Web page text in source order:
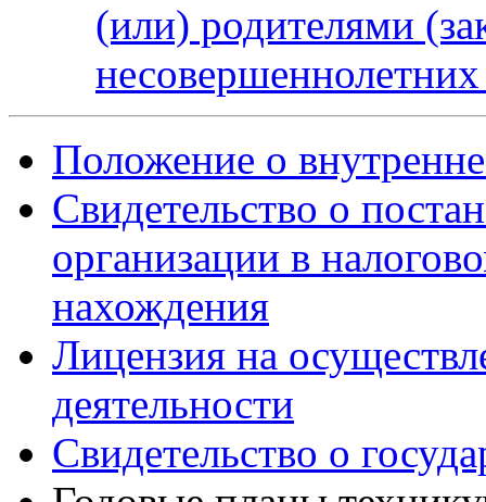
(или) родителями
Положение о
Свидетельство о
организации в
нахождения
Лицензия на
деятельности
Свидетельство о